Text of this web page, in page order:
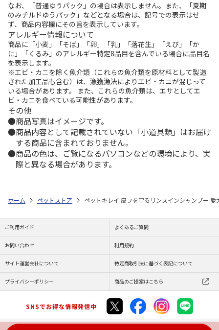
なお、「普通ゆうパック」の場合は表示しません。また、「夏期
のみチルドゆうパック」などとなる場合は、記号での表示はせ
ず、商品内容欄にその旨を表示しています。
アレルギー情報について
商品に「小麦」「そば」「卵」「乳」「落花生」「えび」「か
に」「くるみ」のアレルギー特定8品目を含んでいる場合に品目名
を表示します。
※エビ・カニを除く魚介類（これらの魚介類を原材料として製造
された加工品も含む）は、漁獲漁法によりエビ・カニが混じって
いる場合があります。 また、これらの魚介類は、エサとしてエ
ビ・カニを食べている可能性があります。
その他
商品写真はイメージです。
商品内容として記載されていない「小道具類」はお届け
する商品に含まれておりません。
商品の色は、ご覧になるパソコンなどの環境により、実
際と異なる場合があります。
ホーム ペットストア ペットキレイ 皮フを守るリンスインシャンプー 愛
ご利用ガイド よくあるご質問
お問い合わせ 利用規約
サイト運営会社について 特定商取引法に基づく表記について
プライバシーポリシー 商品のご提案はこちら
SNSでお得な情報発信中